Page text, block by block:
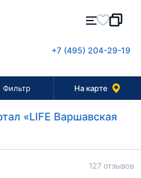
+7 (495) 204-29-19
Фильтр На карте
«LIFE Варшавская
127 отзывов